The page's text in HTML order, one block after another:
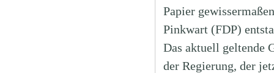
Papier
Pinkwart (FDP)
Das aktuell geltende
der Regierung, der